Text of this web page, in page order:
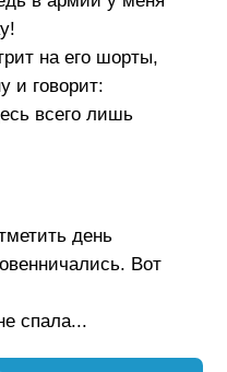
на его шорты,
и говорит:
всего лишь
день
Вот
спала...